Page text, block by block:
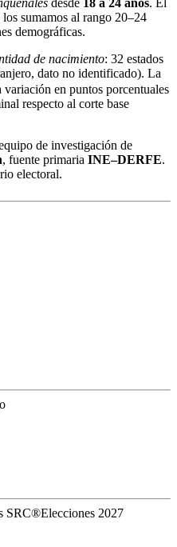
desde 18 a 24 años. El
sumamos al rango 20–24
demográficas.
de nacimiento: 32 estados
dato no identificado). La
variación en puntos porcentuales
respecto al corte base
de investigación de
, fuente primaria INE–DERFE.
electoral.
SRC®Elecciones 2027